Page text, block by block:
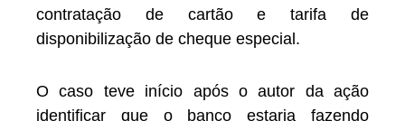
contratação de cartão e tarifa de
disponibilização de cheque especial.
O caso teve início após o autor da ação
identificar que o banco estaria fazendo